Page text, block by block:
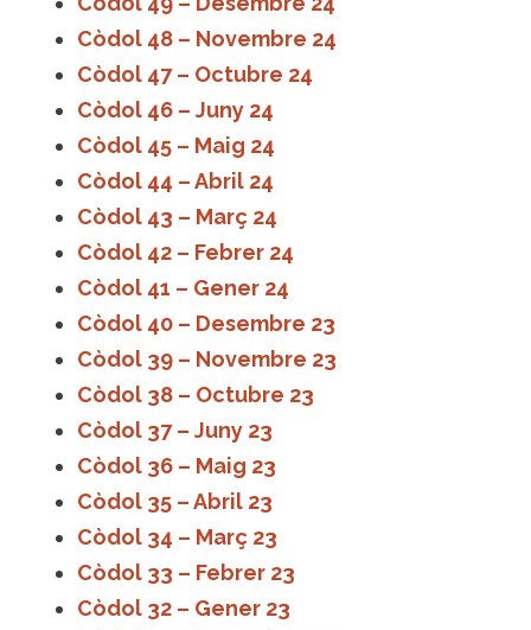
Còdol 48 – Novembre 24
Còdol 47 – Octubre 24
Còdol 46 – Juny 24
Còdol 45 – Maig 24
Còdol 44 – Abril 24
Còdol 43 – Març 24
Còdol 42 – Febrer 24
Còdol 41 – Gener 24
Còdol 40 – Desembre 23
Còdol 39 – Novembre 23
Còdol 38 – Octubre 23
Còdol 37 – Juny 23
Còdol 36 – Maig 23
Còdol 35 – Abril 23
Còdol 34 – Març 23
Còdol 33 – Febrer 23
Còdol 32 – Gener 23